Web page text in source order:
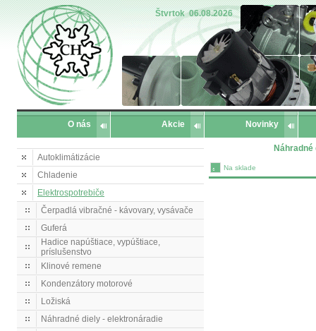
Štvrtok 06.08.2026
O nás Akcie Novinky
Autoklimátizácie
Chladenie
Elektrospotrebiče
Čerpadlá vibračné - kávovary, vysávače
Guferá
Hadice napúštiace, vypúštiace,
príslušenstvo
Klinové remene
Kondenzátory motorové
Ložiská
Náhradné diely - elektronáradie
Na sklade